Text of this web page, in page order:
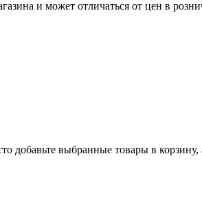
и может отличаться от цен в
добавьте выбранные товары в